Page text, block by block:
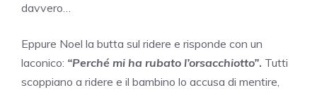
davvero…
Eppure Noel la butta sul ridere e risponde con un
laconico: “Perché mi ha rubato l’orsacchiotto”. Tutti
scoppiano a ridere e il bambino lo accusa di mentire,